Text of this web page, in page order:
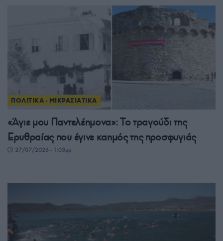
ΠΟΛΙΤΙΚΑ - ΜΙΚΡΑΣΙΑΤΙΚΑ
«Άγιε μου Παντελέημονα»: Το τραγούδι της
Ερυθραίας που έγινε καημός της προσφυγιάς
27/07/2026 - 1:03μμ